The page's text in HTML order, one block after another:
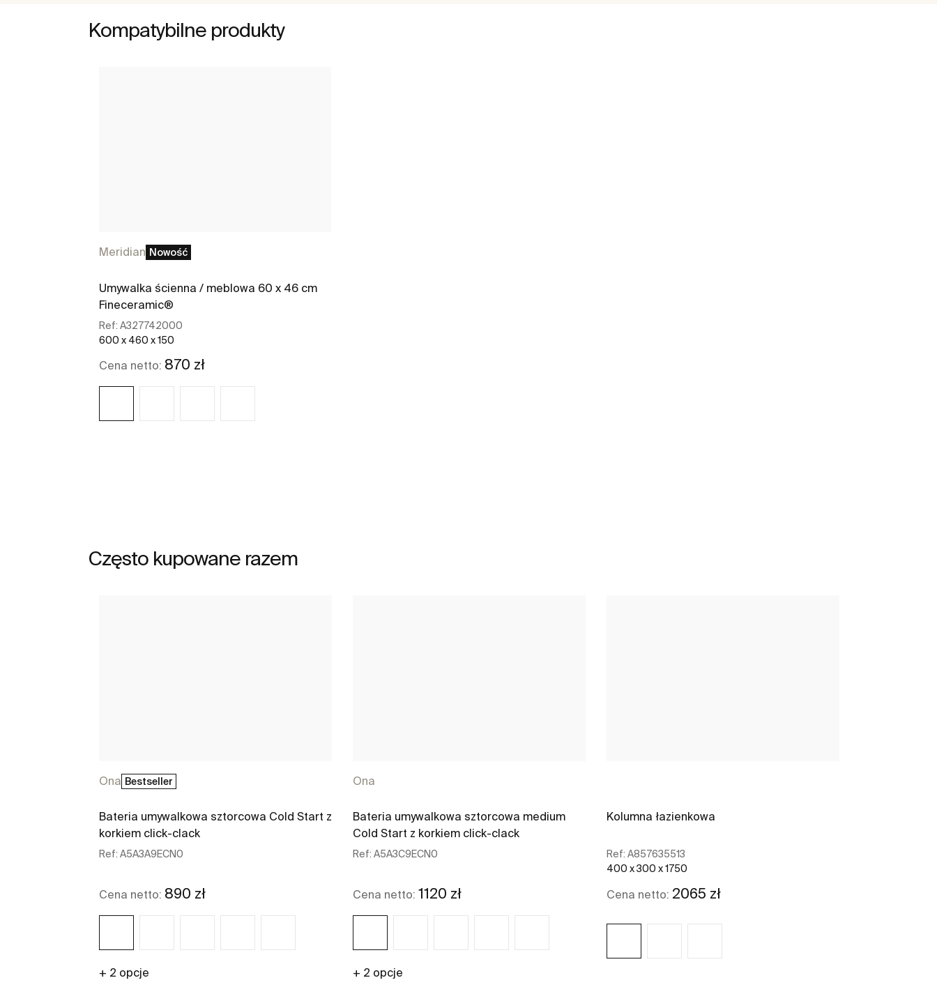
Kompatybilne produkty
Meridian Nowość
Umywalka ścienna / meblowa 60 x 46 cm
Fineceramic®
Ref: A327742000
600 x 460 x 150
Cena netto: 870 zł
Często kupowane razem
Ona Bestseller
Bateria umywalkowa sztorcowa Cold Start z
korkiem click-clack
Ref: A5A3A9ECN0
Cena netto: 890 zł
+ 2 opcje
Ona
Bateria umywalkowa sztorcowa medium
Cold Start z korkiem click-clack
Ref: A5A3C9ECN0
Cena netto: 1120 zł
+ 2 opcje
Kolumna łazienkowa
Ref: A857635513
400 x 300 x 1750
Cena netto: 2065 zł